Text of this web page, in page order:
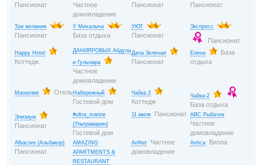
Пансионат
Частное
домовладение
Пансионат Пансионат
Три желания
Пансионат
У Михалыча
База отдыха
УЮТ
Пансионат
Экспресс
Пансионат
Happy Hotel
Коттедж
ДАНИЯРОВЫХ Абдула
и Гульнара
Частное
домовладение
Дача Зеленая
Пансионат
Елена
База
отдыха
Магнолия Отель Набережный
Гостевой дом
Чайка 2
Коттедж
Чайка-2
База отдыха
Элизиум
Пансионат
#ultra_marine
(Ультрамарин)
Гостевой дом
11 миля Пансионат ABC Рыбачок
Частное
домовладение
Albacore (Альбакор)
Пансионат
AMAZING
APARTMENTS &
RESTAURANT
AnNet
Частное
домовладение
Antica Вилла